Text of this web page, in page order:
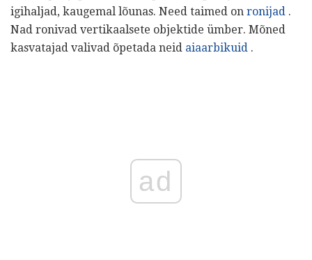
igihaljad, kaugemal lõunas. Need taimed on ronijad .
Nad ronivad vertikaalsete objektide ümber. Mõned
kasvatajad valivad õpetada neid aiaarbikuid .
ad